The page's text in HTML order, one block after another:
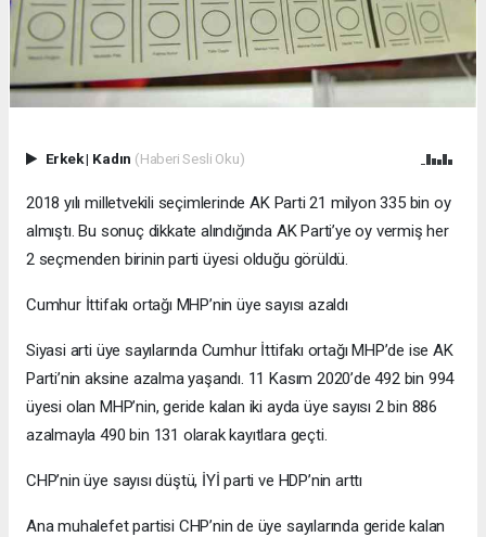
Erkek| Kadın (Haberi Sesli Oku)
2018 yılı milletvekili seçimlerinde AK Parti 21 milyon 335 bin oy
almıştı. Bu sonuç dikkate alındığında AK Parti’ye oy vermiş her
2 seçmenden birinin parti üyesi olduğu görüldü.
Cumhur İttifakı ortağı MHP’nin üye sayısı azaldı
Siyasi arti üye sayılarında Cumhur İttifakı ortağı MHP’de ise AK
Parti’nin aksine azalma yaşandı. 11 Kasım 2020’de 492 bin 994
üyesi olan MHP’nin, geride kalan iki ayda üye sayısı 2 bin 886
azalmayla 490 bin 131 olarak kayıtlara geçti.
CHP’nin üye sayısı düştü, İYİ parti ve HDP’nin arttı
Ana muhalefet partisi CHP’nin de üye sayılarında geride kalan